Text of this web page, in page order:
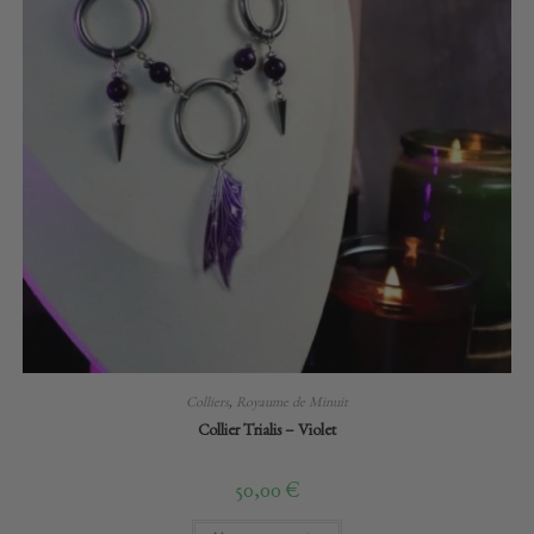
Colliers, Royaume de Minuit
Collier Trialis – Violet
50,00€